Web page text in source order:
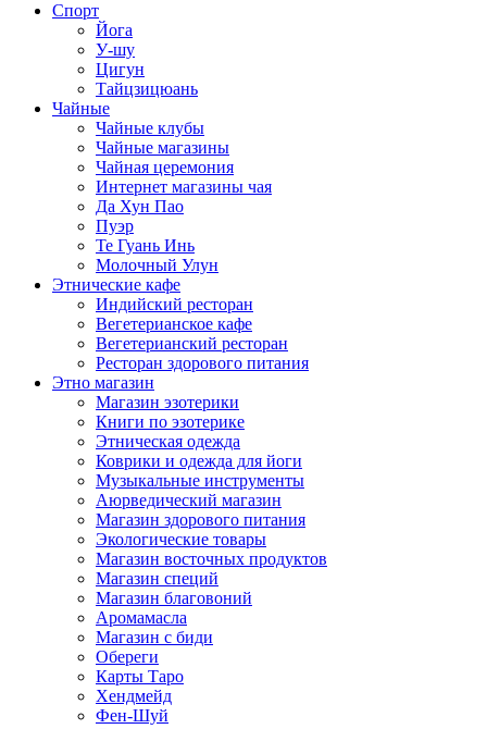
Спорт
Йога
У-шу
Цигун
Тайцзицюань
Чайные
Чайные клубы
Чайные магазины
Чайная церемония
Интернет магазины чая
Да Хун Пао
Пуэр
Те Гуань Инь
Молочный Улун
Этнические кафе
Индийский ресторан
Вегетерианское кафе
Вегетерианский ресторан
Ресторан здорового питания
Этно магазин
Магазин эзотерики
Книги по эзотерике
Этническая одежда
Коврики и одежда для йоги
Музыкальные инструменты
Аюрведический магазин
Магазин здорового питания
Экологические товары
Магазин восточных продуктов
Магазин специй
Магазин благовоний
Аромамасла
Магазин с биди
Обереги
Карты Таро
Хендмейд
Фен-Шуй